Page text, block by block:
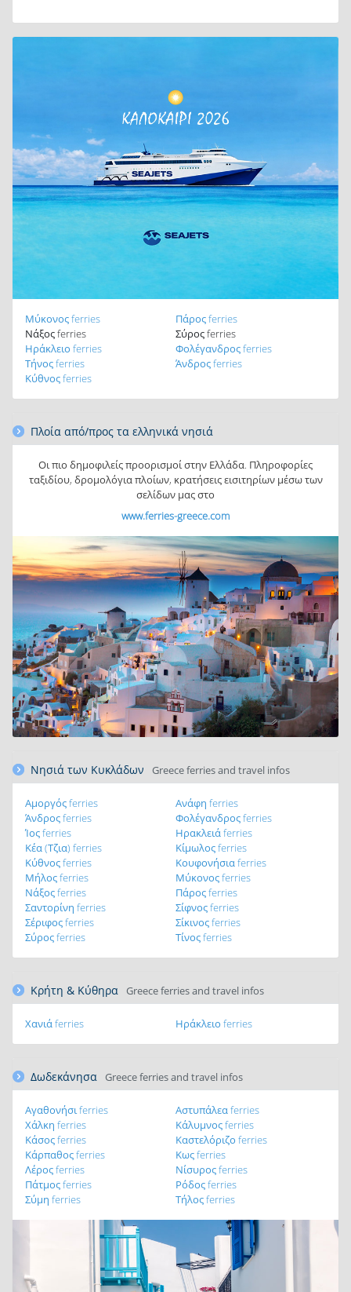
Μύκονος ferries
Πάρος ferries
Νάξος ferries
Σύρος ferries
Ηράκλειο ferries
Φολέγανδρος ferries
Τήνος ferries
Άνδρος ferries
Κύθνος ferries
Πλοία από/προς τα ελληνικά νησιά
Οι πιο δημοφιλείς προορισμοί στην Ελλάδα. Πληροφορίες
ταξιδίου, δρομολόγια πλοίων, κρατήσεις εισιτηρίων μέσω των
σελίδων μας στο
www.ferries-greece.com
Νησιά των Κυκλάδων Greece ferries and travel infos
Αμοργός ferries
Ανάφη ferries
Άνδρος ferries
Φολέγανδρος ferries
Ίος ferries
Ηρακλειά ferries
Κέα (Τζια) ferries
Κίμωλος ferries
Κύθνος ferries
Κουφονήσια ferries
Μήλος ferries
Μύκονος ferries
Νάξος ferries
Πάρος ferries
Σαντορίνη ferries
Σίφνος ferries
Σέριφος ferries
Σίκινος ferries
Σύρος ferries
Τίνος ferries
Κρήτη & Κύθηρα Greece ferries and travel infos
Χανιά ferries Ηράκλειο ferries
Δωδεκάνησα Greece ferries and travel infos
Αγαθονήσι ferries
Αστυπάλεα ferries
Χάλκη ferries
Κάλυμνος ferries
Κάσος ferries
Καστελόριζο ferries
Κάρπαθος ferries
Κως ferries
Λέρος ferries
Νίσυρος ferries
Πάτμος ferries
Ρόδος ferries
Σύμη ferries
Τήλος ferries